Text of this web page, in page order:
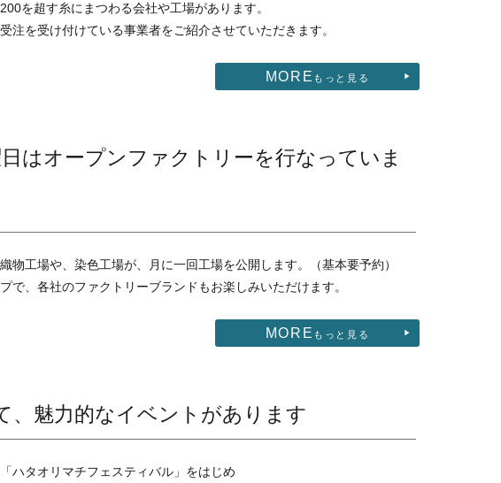
を超す糸にまつわる会社や工場があります。
注を受け付けている事業者をご紹介させていただきます。
MORE もっと見る
はオープンファクトリーを行なっていま
物工場や、染色工場が、月に一回工場を公開します。（基本要予約）
で、各社のファクトリーブランドもお楽しみいただけます。
MORE もっと見る
、魅力的なイベントがあります
ハタオリマチフェスティバル」をはじめ